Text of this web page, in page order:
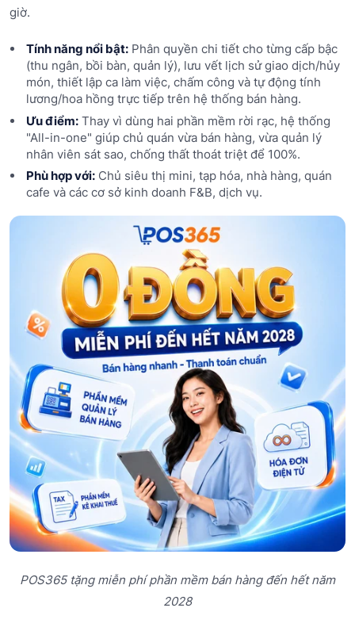
giờ.
Tính năng nổi bật:Phân quyền chi tiết cho từng cấp bậc
(thu ngân, bồi bàn, quản lý), lưu vết lịch sử giao dịch/hủy
món, thiết lập ca làm việc, chấm công và tự động tính
lương/hoa hồng trực tiếp trên hệ thống bán hàng.
Ưu điểm:Thay vì dùng hai phần mềm rời rạc, hệ thống
"All-in-one" giúp chủ quán vừa bán hàng, vừa quản lý
nhân viên sát sao, chống thất thoát triệt để 100%.
Phù hợp với:Chủ siêu thị mini, tạp hóa, nhà hàng, quán
cafe và các cơ sở kinh doanh F&B, dịch vụ.
POS365 tặng miễn phí phần mềm bán hàng đến hết năm
2028